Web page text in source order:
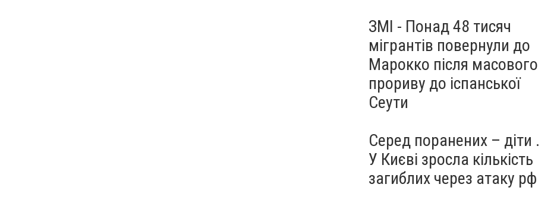
ЗМІ - Понад 48 тисяч
мігрантів повернули до
Марокко після масового
прориву до іспанської
Сеути
Серед поранених – діти .
У Києві зросла кількість
загиблих через атаку рф